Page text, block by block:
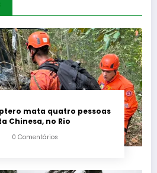
mata quatro pessoas
Chinesa, no Rio
0 Comentários